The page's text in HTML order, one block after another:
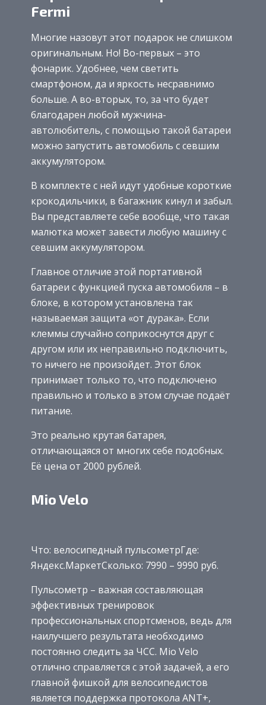
Fermi
Многие назовут этот подарок не слишком
оригинальным. Но! Во-первых – это
фонарик. Удобнее, чем светить
смартфоном, да и яркость несравнимо
больше. А во-вторых, то, за что будет
благодарен любой мужчина-
автолюбитель, с помощью такой батареи
можно запустить автомобиль с севшим
аккумулятором.
В комплекте с ней идут удобные короткие
крокодильчики, в багажник кинул и забыл.
Вы представляете себе вообще, что такая
малютка может завести любую машину с
севшим аккумулятором.
Главное отличие этой портативной
батареи с функцией пуска автомобиля – в
блоке, в котором установлена так
называемая защита «от дурака». Если
клеммы случайно соприкоснутся друг с
другом или их неправильно подключить,
то ничего не произойдет. Этот блок
принимает только то, что подключено
правильно и только в этом случае подаёт
питание.
Это реально крутая батарея,
отличающаяся от многих себе подобных.
Её цена от 2000 рублей.
Mio Velo
Что: велосипедный пульсометрГде:
Яндекс.МаркетСколько: 7990 – 9990 руб.
Пульсометр – важная составляющая
эффективных тренировок
профессиональных спортсменов, ведь для
наилучшего результата необходимо
постоянно следить за ЧСС. Mio Velo
отлично справляется с этой задачей, а его
главной фишкой для велосипедистов
является поддержка протокола ANT+,